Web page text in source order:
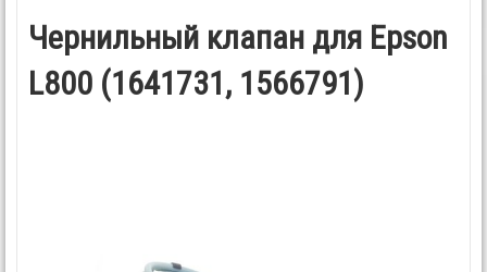
Чернильный клапан для Epson
L800 (1641731, 1566791)